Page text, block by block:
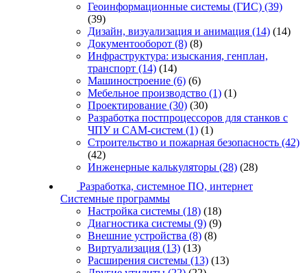
Геоинформационные системы (ГИС) (39)
(39)
Дизайн, визуализация и анимация (14) (14)
Документооборот (8) (8)
Инфраструктура: изыскания, генплан,
транспорт (14) (14)
Машиностроение (6) (6)
Мебельное производство (1) (1)
Проектирование (30) (30)
Разработка постпроцессоров для станков с
ЧПУ и CAM-систем (1) (1)
Строительство и пожарная безопасность (42)
(42)
Инженерные калькуляторы (28) (28)
Разработка, системное ПО, интернет
Системные программы
Настройка системы (18) (18)
Диагностика системы (9) (9)
Внешние устройства (8) (8)
Виртуализация (13) (13)
Расширения системы (13) (13)